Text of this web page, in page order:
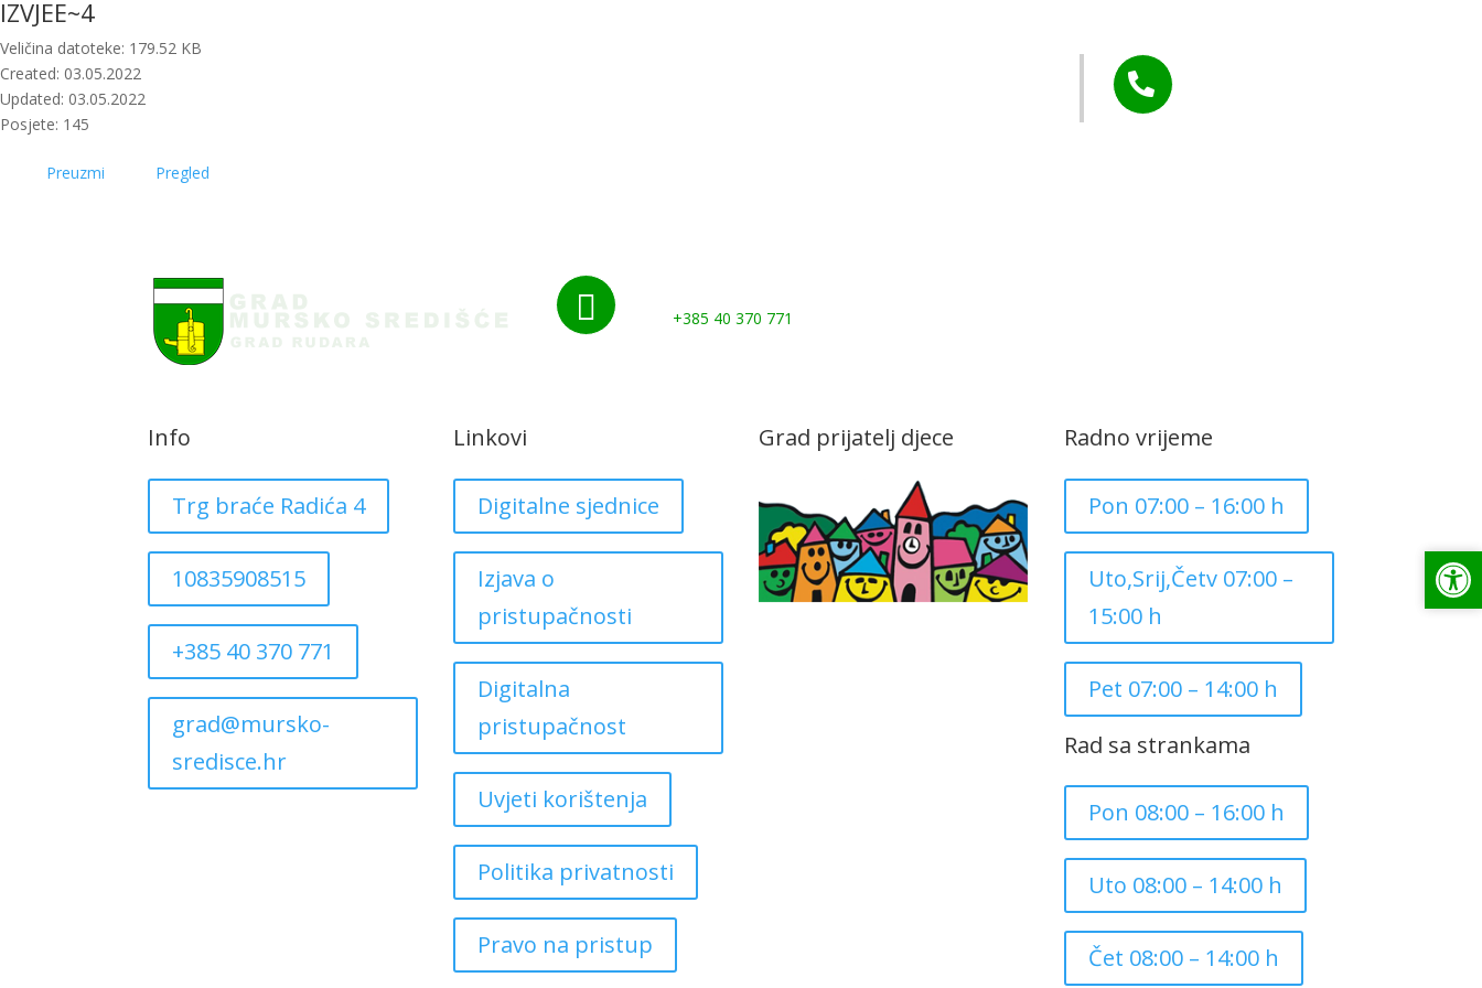

IZVJEE~4
Veličina datoteke: 179.52 KB
Created: 03.05.2022
Updated: 03.05.2022
Posjete: 145
Preuzmi Pregled
 +385 40 370 771
Info
Trg braće Radića 4
10835908515
+385 40 370 771
grad@mursko-
sredisce.hr
Linkovi
Digitalne sjednice
Izjava o
pristupačnosti
Digitalna
pristupačnost
Uvjeti korištenja
Politika privatnosti
Pravo na pristup
Grad prijatelj djece Radno vrijeme
Pon 07:00 – 16:00 h
Uto,Srij,Četv 07:00 –
15:00 h
Pet 07:00 – 14:00 h
Rad sa strankama
Pon 08:00 – 16:00 h
Uto 08:00 – 14:00 h
Čet 08:00 – 14:00 h